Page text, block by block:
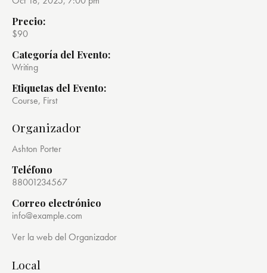
Precio:
$90
Categoría del Evento:
Writing
Etiquetas del Evento:
Course, First
Organizador
Ashton Porter
Teléfono
88001234567
Correo electrónico
info@example.com
Ver la web del Organizador
Local